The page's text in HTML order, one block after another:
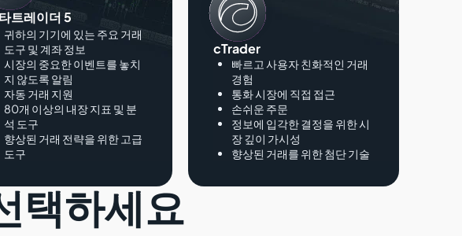
트레이더 5
귀하의 기기에 있는 주요 거래
도구 및 계좌 정보
시장의 중요한 이벤트를 놓치
지 않도록 알림
자동 거래 지원
80개 이상의 내장 지표 및 분
석 도구
향상된 거래 전략을 위한 고급
도구
cTrader
빠르고 사용자 친화적인 거래
경험
통화 시장에 직접 접근
손쉬운 주문
정보에 입각한 결정을 위한 시
장 깊이 가시성
향상된 거래를 위한 첨단 기술
택하세요